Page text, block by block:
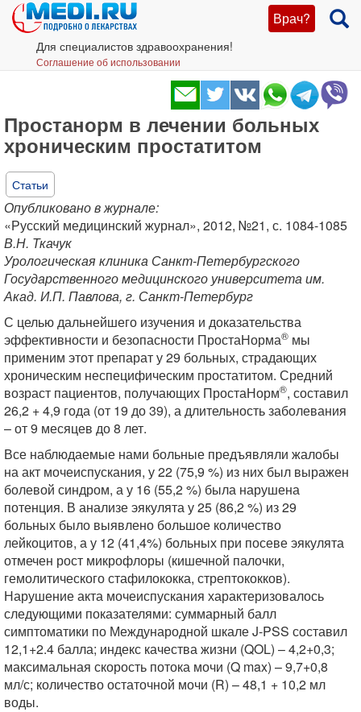
Врач?
Для специалистов здравоохранения!
Соглашение об использовании
Простанорм в лечении больных
хроническим простатитом
Статьи
Опубликовано в журнале:
«Русский медицинский журнал», 2012, №21, с. 1084-1085
В.Н. Ткачук
Урологическая клиника Санкт-Петербургского
Государственного медицинского университета им.
Акад. И.П. Павлова, г. Санкт-Петербург
С целью дальнейшего изучения и доказательства
эффективности и безопасности ПростаНорма® мы
применим этот препарат у 29 больных, страдающих
хроническим неспецифическим простатитом. Средний
возраст пациентов, получающих ПростаНорм®, составил
26,2 + 4,9 года (от 19 до 39), а длительность заболевания
– от 9 месяцев до 8 лет.
Все наблюдаемые нами больные предъявляли жалобы
на акт мочеиспускания, у 22 (75,9 %) из них был выражен
болевой синдром, а у 16 (55,2 %) была нарушена
потенция. В анализе эякулята у 25 (86,2 %) из 29
больных было выявлено большое количество
лейкоцитов, а у 12 (41,4%) больных при посеве эякулята
отмечен рост микрофлоры (кишечной палочки,
гемолитического стафилококка, стрептококков).
Нарушение акта мочеиспускания характеризовалось
следующими показателями: суммарный балл
симптоматики по Международной шкале J-PSS составил
12,1+2.4 балла; индекс качества жизни (QOL) – 4,2+0,3;
максимальная скорость потока мочи (Q max) – 9,7+0,8
мл/с; количество остаточной мочи (R) – 48,1 + 10,2 мл
воды.